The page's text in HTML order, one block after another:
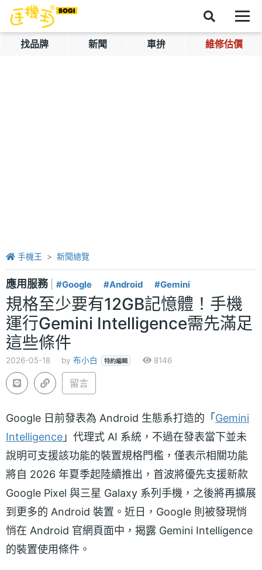
找品牌 新聞 車拚 維修估價
手機王 新聞總覽
應用服務 #Google #Android #Gemini
規格至少要有12GB記憶體！手機
運行Gemini Intelligence需先滿足
這些條件
2026-05-18 by 布小白 特約編輯 8146
留言
Google 日前發表為 Android 生態系打造的「Gemini
Intelligence 」代理式 AI 系統，不過在發表當下並未
說明可支援該功能的裝置規格門檻，僅表示相關功能
將自 2026 年夏季起陸續推出，首波將優先支援新款
Google Pixel 與三星 Galaxy 系列手機，之後將再擴展
到更多的 Android 裝置。近日，Google 則被發現悄
悄在 Android 官網頁面中，揭露 Gemini Intelligence
的裝置使用條件。